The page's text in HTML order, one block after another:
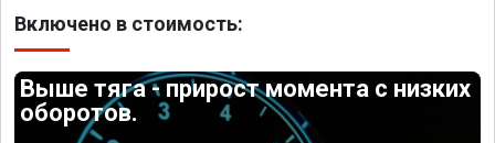
Включено в стоимость:
Выше тяга - прирост момента с низких
оборотов.